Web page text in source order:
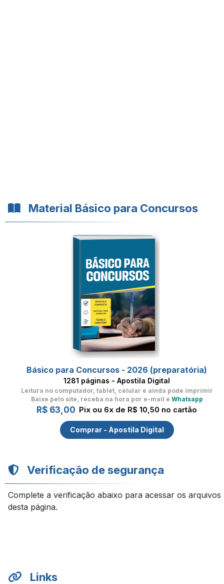
Material Básico para Concursos
Básico para Concursos - 2026 (preparatória)
1281 páginas - Apostila Digital
Leitura no computador, tablet, celular e ainda pode imprimir
Baixe pelo site, receba na hora por e-mail e Whatsapp
R$ 63,00 Pix ou 6x de R$ 10,50 no cartão
Comprar - Apostila Digital
Verificação de segurança
Complete a verificação abaixo para acessar os arquivos
desta página.
Links